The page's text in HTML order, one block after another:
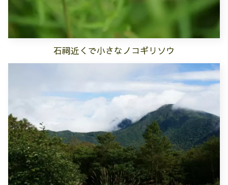
石祠近くで小さなノコギリソウ